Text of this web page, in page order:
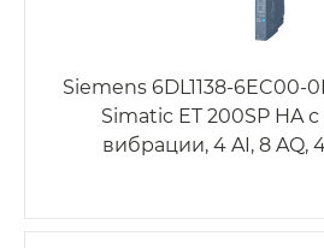
Siemens 6DL1138-6EC00-
Simatic ET 200SP HA
вибрации, 4 AI, 8 AQ,